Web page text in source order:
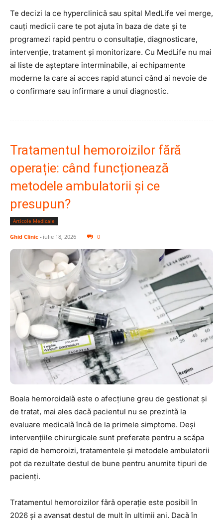
Te decizi la ce hyperclinică sau spital MedLife vei merge,
cauți medicii care te pot ajuta în baza de date și te
programezi rapid pentru o consultație, diagnosticare,
intervenție, tratament și monitorizare. Cu MedLife nu mai
ai liste de așteptare interminabile, ai echipamente
moderne la care ai acces rapid atunci când ai nevoie de
o confirmare sau infirmare a unui diagnostic.
Tratamentul hemoroizilor fără
operație: când funcționează
metodele ambulatorii și ce
presupun?
Articole Medicale
Ghid Clinic - iulie 18, 2026 0
Boala hemoroidală este o afecțiune greu de gestionat și
de tratat, mai ales dacă pacientul nu se prezintă la
evaluare medicală încă de la primele simptome. Deși
intervențiile chirurgicale sunt preferate pentru a scăpa
rapid de hemoroizi, tratamentele și metodele ambulatorii
pot da rezultate destul de bune pentru anumite tipuri de
pacienți.
Tratamentul hemoroizilor fără operație este posibil în
2026 și a avansat destul de mult în ultimii ani. Dacă în